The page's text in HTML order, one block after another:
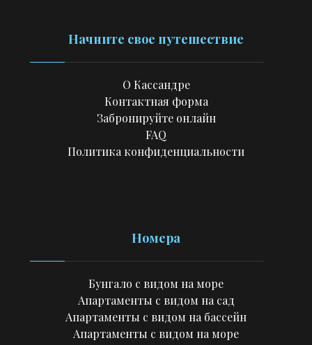
Начните свое путешествие
О Кассандре
Контактная форма
Забронируйте онлайн
FAQ
Политика конфиденциальности
Номера
Бунгало с видом на море
Апартаменты с видом на сад
Апартаменты с видом на бассейн
Апартаменты с видом на море